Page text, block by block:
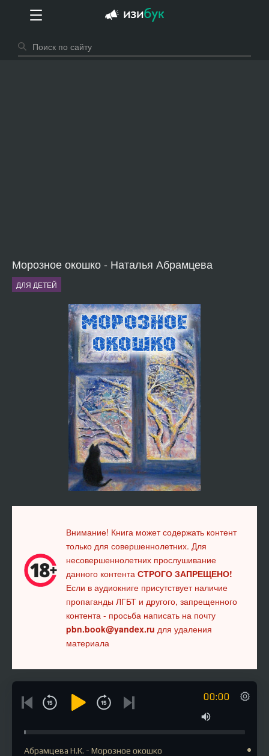
Морозное окошко - Наталья Абрамцева
ДЛЯ ДЕТЕЙ
Внимание! Книга может содержать контент
только для совершеннолетних. Для
несовершеннолетних прослушивание
данного контента СТРОГО ЗАПРЕЩЕНО!
Если в аудиокниге присутствует наличие
пропаганды ЛГБТ и другого, запрещенного
контента - просьба написать на почту
pbn.book@yandex.ru для удаления
материала
00:00
Абрамцева Н.К. - Морозное окошко